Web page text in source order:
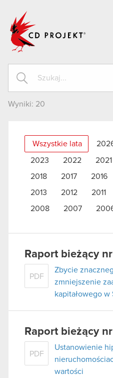
Wyniki: 20
Wszystkie lata
2023 2022 2021
2018
2017 2016
2013
2012 2011
2008
2007
Raport bieżący
PDF
Zbycie
zmniejszenie
kapitałowego w
Raport bieżący
PDF
Ustanowienie
wartości